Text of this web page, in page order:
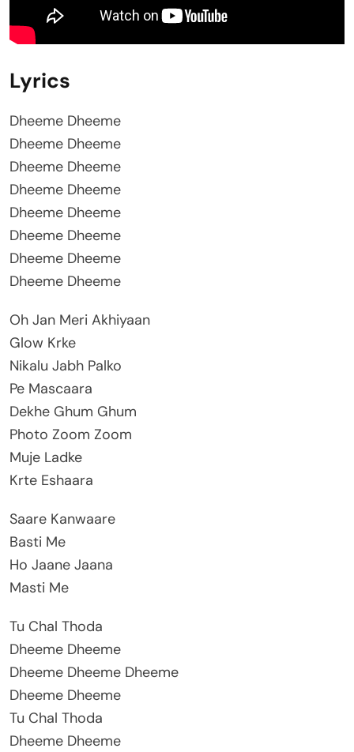
Lyrics
Dheeme Dheeme
Dheeme Dheeme
Dheeme Dheeme
Dheeme Dheeme
Dheeme Dheeme
Dheeme Dheeme
Dheeme Dheeme
Dheeme Dheeme
Oh Jan Meri Akhiyaan
Glow Krke
Nikalu Jabh Palko
Pe Mascaara
Dekhe Ghum Ghum
Photo Zoom Zoom
Muje Ladke
Krte Eshaara
Saare Kanwaare
Basti Me
Ho Jaane Jaana
Masti Me
Tu Chal Thoda
Dheeme Dheeme
Dheeme Dheeme Dheeme
Dheeme Dheeme
Tu Chal Thoda
Dheeme Dheeme